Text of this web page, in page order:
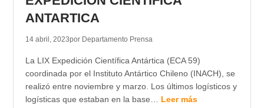
ANTARTICA
14 abril, 2023por Departamento Prensa
La LIX Expedición Científica Antártica (ECA 59)
coordinada por el Instituto Antártico Chileno (INACH), se
realizó entre noviembre y marzo. Los últimos logísticos y
logísticas que estaban en la base… Leer más